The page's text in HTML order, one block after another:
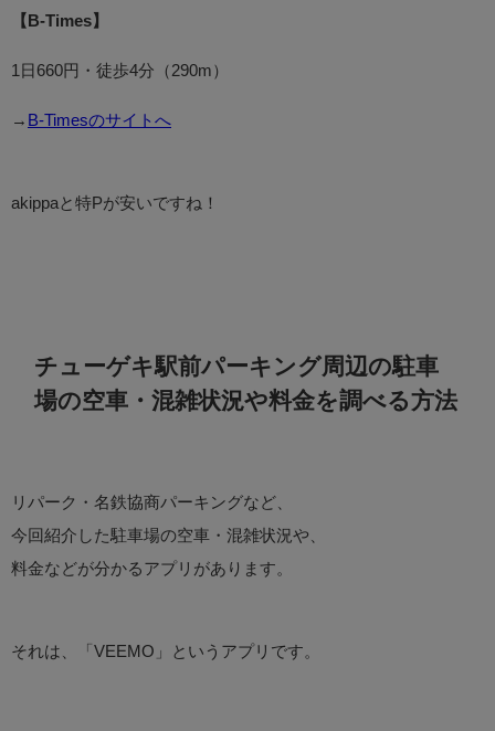
【B-Times】
1日660円・徒歩4分（290m）
→ B-Timesのサイトへ
akippaと特Pが安いですね！
チューゲキ駅前パーキング周辺の駐車
場の空車・混雑状況や料金を調べる方法
リパーク・名鉄協商パーキングなど、
今回紹介した駐車場の空車・混雑状況や、
料金などが分かるアプリがあります。
それは、「VEEMO」というアプリです。